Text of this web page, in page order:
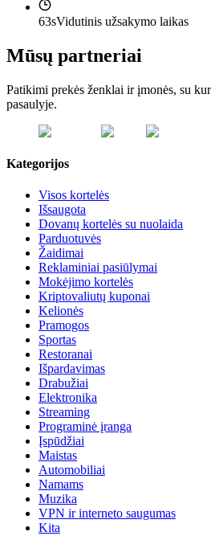
63sVidutinis užsakymo laikas
Mūsų partneriai
Patikimi prekės ženklai ir įmonės, su
pasaulyje.
Kategorijos
Visos kortelės
Išsaugota
Dovanų kortelės su nuolaida
Parduotuvės
Žaidimai
Reklaminiai pasiūlymai
Mokėjimo kortelės
Kriptovaliutų kuponai
Kelionės
Pramogos
Sportas
Restoranai
Išpardavimas
Drabužiai
Elektronika
Streaming
Programinė įranga
Įspūdžiai
Maistas
Automobiliai
Namams
Muzika
VPN ir interneto saugumas
Kita